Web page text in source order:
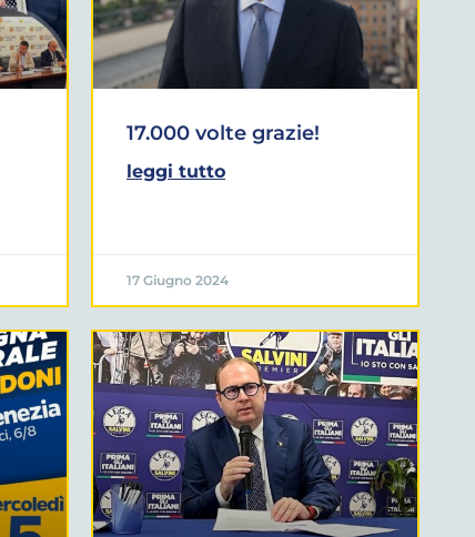
17.000 volte grazie!
leggi tutto
17 Giugno 2024